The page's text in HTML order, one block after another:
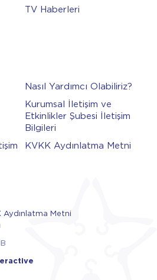
TV Haberleri
Nasıl Yardımcı Olabiliriz?
Kurumsal İletişim ve
Etkinlikler Şubesi İletişim
Bilgileri
KVKK Aydınlatma Metni
Aydınlatma Metni